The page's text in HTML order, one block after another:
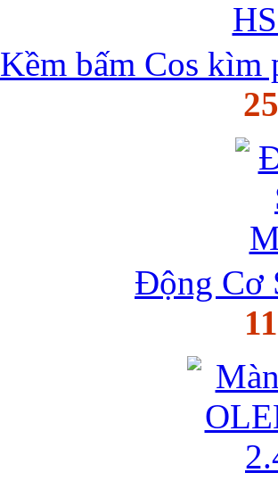
Kềm bấm Cos
Động Cơ